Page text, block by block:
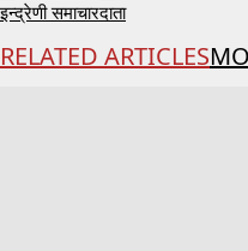
इन्द्रेणी समाचारदाता
RELATED ARTICLES